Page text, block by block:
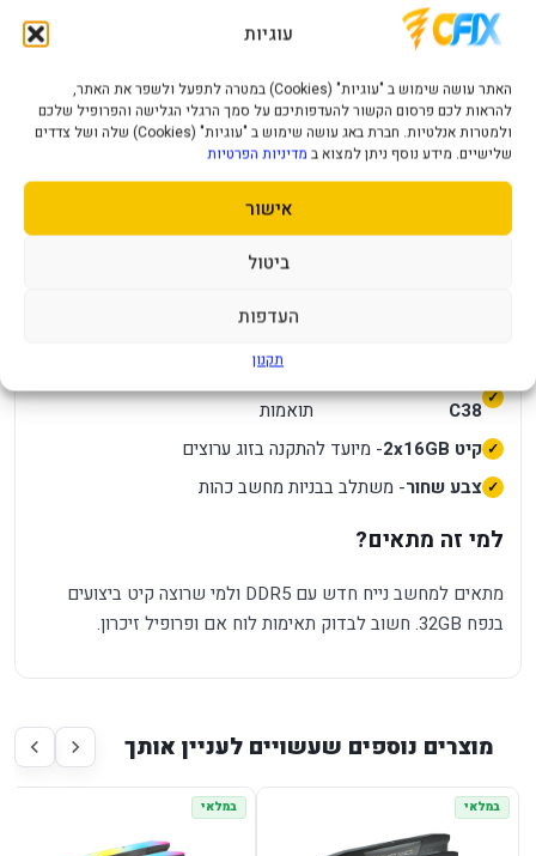
עוגיות
האתר עושה שימוש ב "עוגיות" (Cookies) במטרה לתפעל ולשפר את האתר,
להראות לכם פרסום הקשור להעדפותיכם על סמך הרגלי הגלישה והפרופיל שלכם
ולמטרות אנלטיות. חברת באג עושה שימוש ב "עוגיות" (Cookies) שלה ושל צדדים
שלישיים. מידע נוסף ניתן למצוא ב מדיניות הפרטיות
אישור
ביטול
העדפות
תקנון
ז. לנייח Corsair Vengeance 32GB 2X16
DDR5 6000MHz C38 Black KIT
Corsair Vengeance קיט 32GB שחור לנייח הוא מודול זיכרון
למחשב עם 32GB, DDR5, 6000MHz, UDIMM, 2X16, C38,
Black. הוא מתאים לשדרוג זיכרון במערכת תואמת, כאשר חשוב
לבדוק מראש התאמה ללוח האם, למעבד ולמספר חריצי הזיכרון
הפנויים.
DDR5 6000MHz
C38
- מפרט מתאים למערכות DDR5
תואמות
קיט 2x16GB
- מיועד להתקנה בזוג ערוצים
צבע שחור- משתלב בבניות מחשב כהות
למי זה מתאים?
מתאים למחשב נייח חדש עם DDR5 ולמי שרוצה קיט ביצועים
בנפח 32GB. חשוב לבדוק תאימות לוח אם ופרופיל זיכרון.
מוצרים נוספים שעשויים לעניין אותך
במלאי במלאי